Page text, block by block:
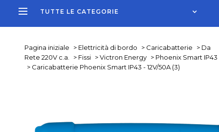
TUTTE LE CATEGORIE
Pagina iniziale > Elettricità di bordo > Caricabatterie > Da
Rete 220V c.a.
> Fissi >Victron Energy > Phoenix Smart IP43
> Caricabatterie Phoenix Smart IP43 - 12V/50A (3)